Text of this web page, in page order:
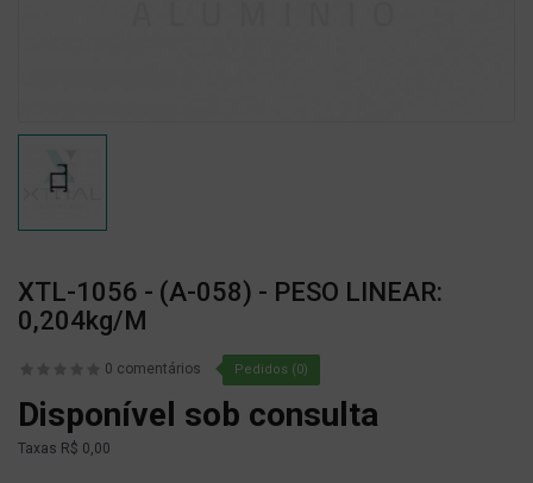
XTL-1056 - (A-058) - PESO LINEAR:
0,204kg/m
0 comentários Pedidos (0)
Disponível sob consulta
Taxas R$ 0,00